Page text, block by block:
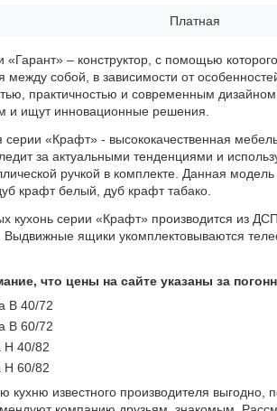
Платная
– конструктор, с помощью
между собой, в зависимости от
практичностью и современным
и ищут инновационные решения.
серии «Крафт» - высококачественная
за актуальными тенденциями и
ручкой в комплекте. Данная
крафт белый, дуб крафт табако.
кухонь серии «Крафт» производится из
ящики укомплектовываются
что цены на сайте указаны за
В 40/72
В 60/72
Н 40/82
Н 60/82
кухню известного производителя